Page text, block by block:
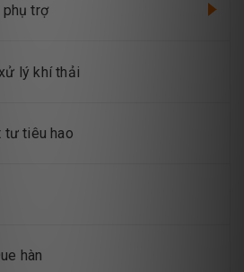
phụ trợ
lý khí thải
tư tiêu hao
hàn